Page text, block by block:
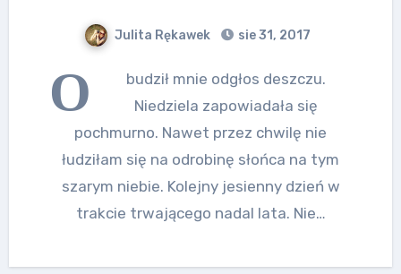
Julita Rękawek sie 31, 2017
O
budził mnie odgłos deszczu.
Niedziela zapowiadała się
pochmurno. Nawet przez chwilę nie
łudziłam się na odrobinę słońca na tym
szarym niebie. Kolejny jesienny dzień w
trakcie trwającego nadal lata. Nie…